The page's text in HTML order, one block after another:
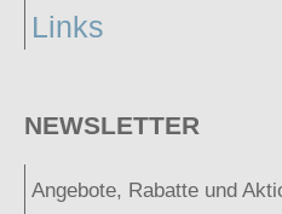
Links
NEWSLETTER
Angebote, Rabatte und